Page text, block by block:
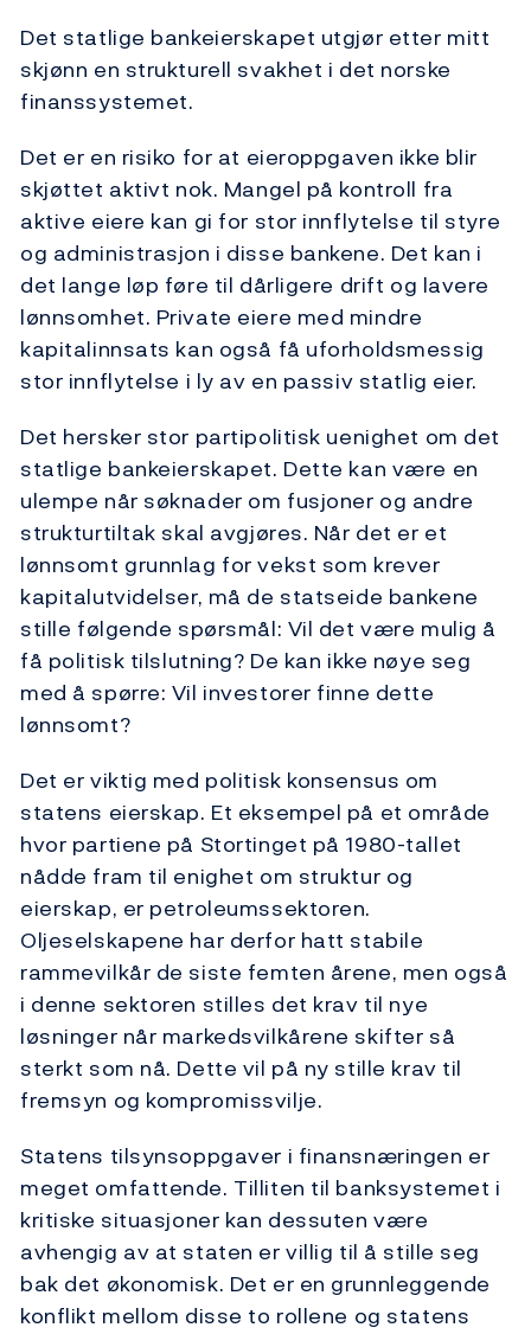
Det statlige bankeierskapet utgjør etter mitt
skjønn en strukturell svakhet i det norske
finanssystemet.
Det er en risiko for at eieroppgaven ikke blir
skjøttet aktivt nok. Mangel på kontroll fra
aktive eiere kan gi for stor innflytelse til styre
og administrasjon i disse bankene. Det kan i
det lange løp føre til dårligere drift og lavere
lønnsomhet. Private eiere med mindre
kapitalinnsats kan også få uforholdsmessig
stor innflytelse i ly av en passiv statlig eier.
Det hersker stor partipolitisk uenighet om det
statlige bankeierskapet. Dette kan være en
ulempe når søknader om fusjoner og andre
strukturtiltak skal avgjøres. Når det er et
lønnsomt grunnlag for vekst som krever
kapitalutvidelser, må de statseide bankene
stille følgende spørsmål: Vil det være mulig å
få politisk tilslutning? De kan ikke nøye seg
med å spørre: Vil investorer finne dette
lønnsomt?
Det er viktig med politisk konsensus om
statens eierskap. Et eksempel på et område
hvor partiene på Stortinget på 1980-tallet
nådde fram til enighet om struktur og
eierskap, er petroleumssektoren.
Oljeselskapene har derfor hatt stabile
rammevilkår de siste femten årene, men også
i denne sektoren stilles det krav til nye
løsninger når markedsvilkårene skifter så
sterkt som nå. Dette vil på ny stille krav til
fremsyn og kompromissvilje.
Statens tilsynsoppgaver i finansnæringen er
meget omfattende. Tilliten til banksystemet i
kritiske situasjoner kan dessuten være
avhengig av at staten er villig til å stille seg
bak det økonomisk. Det er en grunnleggende
konflikt mellom disse to rollene og statens